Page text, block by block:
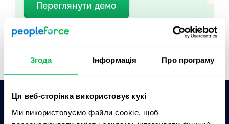
Згода Інформація Про програму
Ця веб-сторінка використовує кукі
Ми використовуємо файли cookie, щоб
Переглянути демо
Короткий огляд
Запитати AI про PeopleForce: